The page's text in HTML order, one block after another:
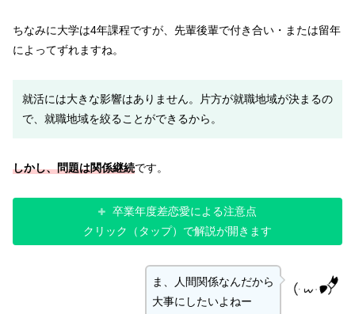
ちなみに大学は4年課程ですが、先輩後輩で付き合い・または留年
によってずれますね。
就活には大きな影響はありません。片方が就職地域が決まるの
で、就職地域を絞ることができるから。
しかし、問題は関係継続です。
卒業年度差恋愛による注意点
クリック（タップ）で解説が開きます
ま、人間関係なんだから
大事にしたいよねー